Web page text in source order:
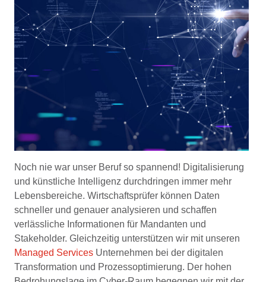
Noch nie war unser Beruf so spannend! Digitalisierung
und künstliche Intelligenz durchdringen immer mehr
Lebensbereiche. Wirtschaftsprüfer können Daten
schneller und genauer analysieren und schaffen
verlässliche Informationen für Mandanten und
Stakeholder. Gleichzeitig unterstützen wir mit unseren
Managed Services Unternehmen bei der digitalen
Transformation und Prozessoptimierung. Der hohen